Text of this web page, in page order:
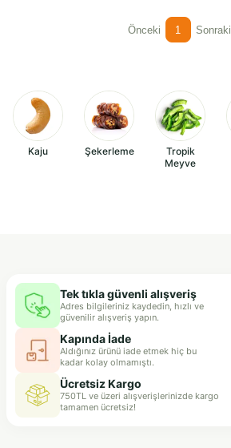
Önceki 1 Sonraki
Kaju Şekerleme
Tropik
Meyve
Tek tıkla güvenli alışveriş
Adres bilgileriniz kaydedin, hızlı ve
güvenilir alışveriş yapın.
Kapında İade
Aldığınız ürünü iade etmek hiç bu
kadar kolay olmamıştı.
Ücretsiz Kargo
750TL ve üzeri alışverişlerinizde kargo
tamamen ücretsiz!